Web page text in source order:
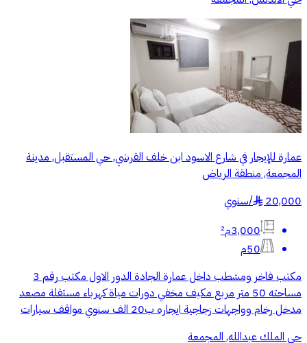
عمارة للإيجار في شارع الاسود ابن خلف القرشي, حي المستقبل, مدينة
المجمعة, منطقة الرياض
20,000
§
/سنوي
3,000م²
50م
مكتب فاخر ومشطب داخل عمارة الجادة الدور الاول مكتب رقم 3
مساحته 50 متر مربع مكيف مخفي دورات مياة كهرباء مستقلة مصعد
مدخل رخام وواجهات زجاجية ايجاره ب20 الف سنوي مواقف سيارات
حي الملك عبدالله, المجمعة